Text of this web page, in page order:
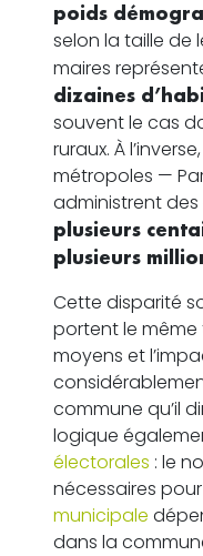
poids
selon la taille de
maires
dizaines
souvent le cas
ruraux. À
métropoles —
administrent
plusieurs
plusieurs
Cette disparité
portent le même
moyens et
commune qu’il
logique
électorales : le
nécessaires
municipale
dans la